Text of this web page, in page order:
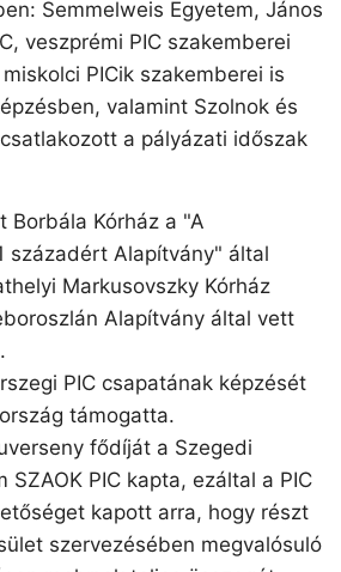
Semmelweis Egyetem, János
veszprémi PIC szakemberei
PICik szakemberei is
valamint Szolnok és
a pályázati időszak
Borbála Kórház a "A
századért Alapítvány" által
Markusovszky Kórház
Alapítvány által vett
PIC csapatának képzését
támogatta.
fődíját a Szegedi
SZAOK PIC kapta, ezáltal a PIC
kapott arra, hogy részt
szervezésében megvalósuló